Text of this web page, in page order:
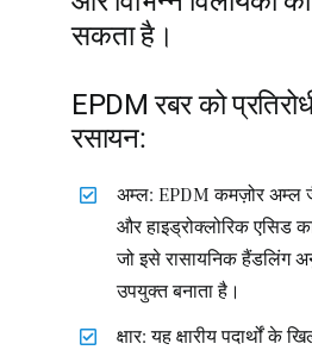
सकता है।
EPDM रबर को
रसायन:
अम्ल: EPDM कमज़ोर अम्ल
और हाइड्रोक्लोरिक एसिड
जो इसे रासायनिक हैंडलिंग
उपयुक्त बनाता है।
क्षार: यह क्षारीय पदार्थों के